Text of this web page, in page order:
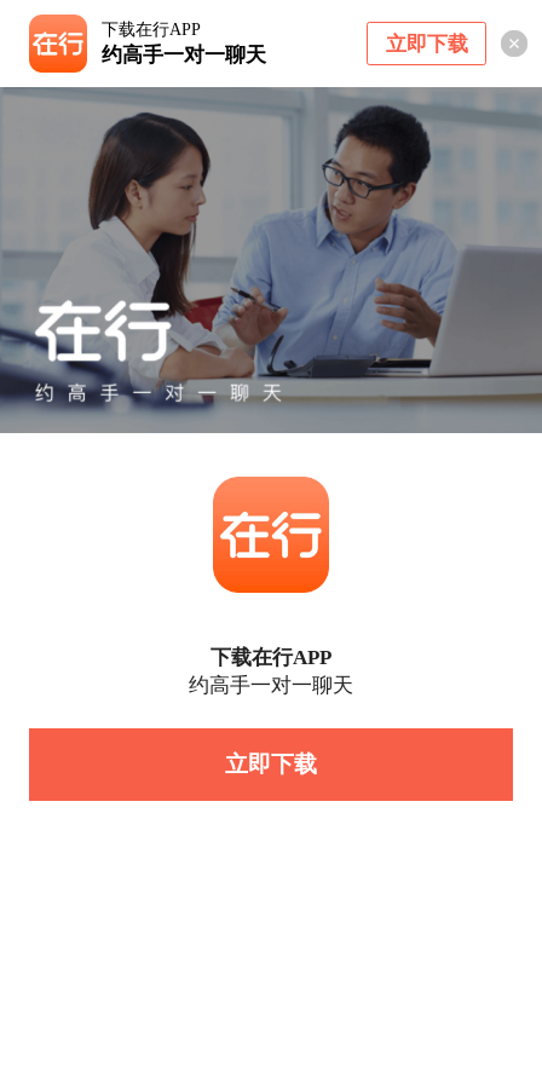
下载在行APP
约高手一对一聊天 立即下载
下载在行APP
约高手一对一聊天
立即下载